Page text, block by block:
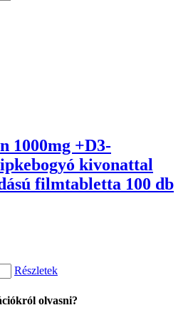
1000mg +D3-
kivonattal
filmtabletta 100 db
Részletek
olvasni?